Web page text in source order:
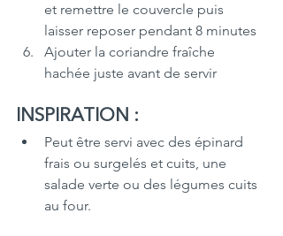
et remettre le couvercle puis
laisser reposer pendant 8 minutes
Ajouter la coriandre fraîche
hachée juste avant de servir
INSPIRATION :
Peut être servi avec des épinard
frais ou surgelés et cuits, une
salade verte ou des légumes cuits
au four.